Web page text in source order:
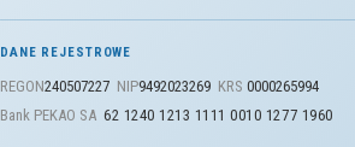
DANE REJESTROWE
REGON240507227 NIP9492023269 KRS 0000265994
Bank PEKAO SA 62 1240 1213 1111 0010 1277 1960